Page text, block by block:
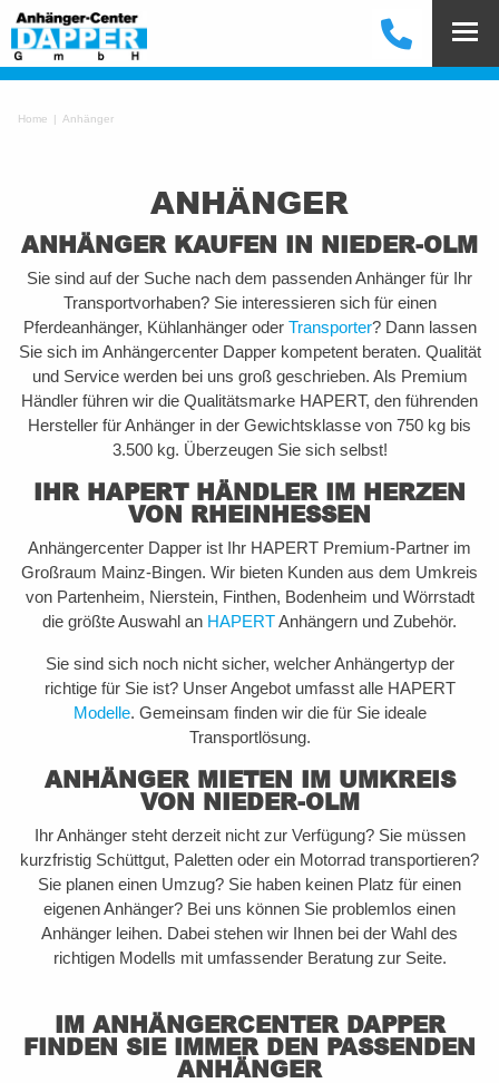
Home Anhänger
ANHÄNGER
ANHÄNGER KAUFEN IN NIEDER-OLM
Sie sind auf der Suche nach dem passenden Anhänger für Ihr
Transportvorhaben? Sie interessieren sich für einen
Pferdeanhänger, Kühlanhänger oder Transporter? Dann lassen
Sie sich im Anhängercenter Dapper kompetent beraten. Qualität
und Service werden bei uns groß geschrieben. Als Premium
Händler führen wir die Qualitätsmarke HAPERT, den führenden
Hersteller für Anhänger in der Gewichtsklasse von 750 kg bis
3.500 kg. Überzeugen Sie sich selbst!
IHR HAPERT HÄNDLER IM HERZEN
VON RHEINHESSEN
Anhängercenter Dapper ist Ihr HAPERT Premium-Partner im
Großraum Mainz-Bingen. Wir bieten Kunden aus dem Umkreis
von Partenheim, Nierstein, Finthen, Bodenheim und Wörrstadt
die größte Auswahl an HAPERTAnhängern und Zubehör.
Sie sind sich noch nicht sicher, welcher Anhängertyp der
richtige für Sie ist? Unser Angebot umfasst alle HAPERT
Modelle. Gemeinsam finden wir die für Sie ideale
Transportlösung.
ANHÄNGER MIETEN IM UMKREIS
VON NIEDER-OLM
Ihr Anhänger steht derzeit nicht zur Verfügung? Sie müssen
kurzfristig Schüttgut, Paletten oder ein Motorrad transportieren?
Sie planen einen Umzug? Sie haben keinen Platz für einen
eigenen Anhänger? Bei uns können Sie problemlos einen
Anhänger leihen. Dabei stehen wir Ihnen bei der Wahl des
richtigen Modells mit umfassender Beratung zur Seite.
IM ANHÄNGERCENTER DAPPER
FINDEN SIE IMMER DEN PASSENDEN
ANHÄNGER